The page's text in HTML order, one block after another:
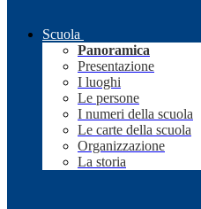
Scuola
Panoramica
Presentazione
I luoghi
Le persone
I numeri della scuola
Le carte della scuola
Organizzazione
La storia